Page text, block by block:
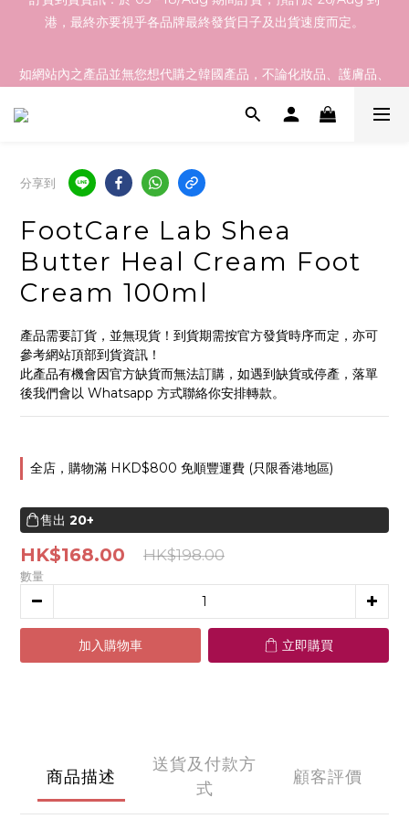
訂貨到貨資訊：於 05 - 18/Aug 期間訂貨，預計於 26/Aug 到
衫、褲、鞋、家品等等都可以！ 歡迎 Whatsapp 55465100 向我
$800以上，澳門地區$1200以上
訂貨到貨資訊：於 05 - 18/Aug 期間訂貨，預計於 26/Aug 到
港，最終亦要視乎各品牌最終發貨日子及出貨速度而定。
分享到
FootCare Lab Shea
Butter Heal Cream Foot
Cream 100ml
產品需要訂貨，並無現貨！到貨期需按官方發貨時序而定，亦可
參考網站頂部到貨資訊！
此產品有機會因官方缺貨而無法訂購，如遇到缺貨或停產，落單
後我們會以 Whatsapp 方式聯絡你安排轉款。
全店，購物滿 HKD$800 免順豐運費 (只限香港地區)
售出 20+
HK$168.00 HK$198.00
數量
加入購物車 立即購買
商品描述
送貨及付款方
式
顧客評價